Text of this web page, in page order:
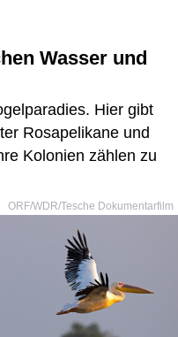
Wasser und
Hier gibt
Rosapelikane und
Kolonien zählen zu
ORF/WDR/Tesche Dokumentarfilm